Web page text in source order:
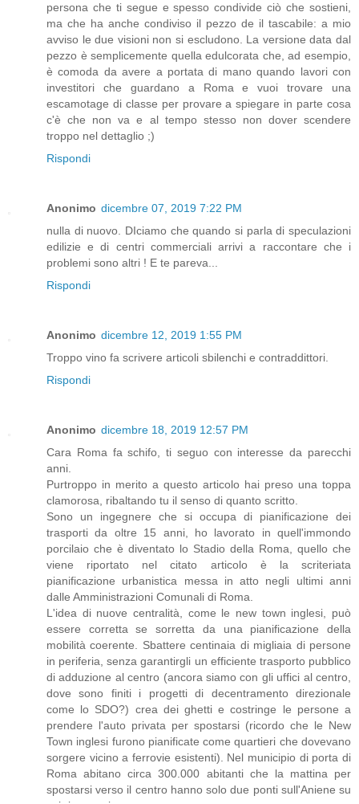
persona che ti segue e spesso condivide ciò che sostieni,
ma che ha anche condiviso il pezzo de il tascabile: a mio
avviso le due visioni non si escludono. La versione data dal
pezzo è semplicemente quella edulcorata che, ad esempio,
è comoda da avere a portata di mano quando lavori con
investitori che guardano a Roma e vuoi trovare una
escamotage di classe per provare a spiegare in parte cosa
c'è che non va e al tempo stesso non dover scendere
troppo nel dettaglio ;)
Rispondi
Anonimo dicembre 07, 2019 7:22 PM
nulla di nuovo. DIciamo che quando si parla di speculazioni
edilizie e di centri commerciali arrivi a raccontare che i
problemi sono altri ! E te pareva...
Rispondi
Anonimo dicembre 12, 2019 1:55 PM
Troppo vino fa scrivere articoli sbilenchi e contraddittori.
Rispondi
Anonimo dicembre 18, 2019 12:57 PM
Cara Roma fa schifo, ti seguo con interesse da parecchi
anni.
Purtroppo in merito a questo articolo hai preso una toppa
clamorosa, ribaltando tu il senso di quanto scritto.
Sono un ingegnere che si occupa di pianificazione dei
trasporti da oltre 15 anni, ho lavorato in quell'immondo
porcilaio che è diventato lo Stadio della Roma, quello che
viene riportato nel citato articolo è la scriteriata
pianificazione urbanistica messa in atto negli ultimi anni
dalle Amministrazioni Comunali di Roma.
L'idea di nuove centralità, come le new town inglesi, può
essere corretta se sorretta da una pianificazione della
mobilità coerente. Sbattere centinaia di migliaia di persone
in periferia, senza garantirgli un efficiente trasporto pubblico
di adduzione al centro (ancora siamo con gli uffici al centro,
dove sono finiti i progetti di decentramento direzionale
come lo SDO?) crea dei ghetti e costringe le persone a
prendere l'auto privata per spostarsi (ricordo che le New
Town inglesi furono pianificate come quartieri che dovevano
sorgere vicino a ferrovie esistenti). Nel municipio di porta di
Roma abitano circa 300.000 abitanti che la mattina per
spostarsi verso il centro hanno solo due ponti sull'Aniene su